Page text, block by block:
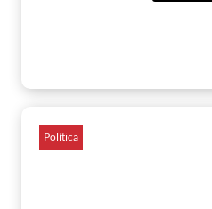
Política